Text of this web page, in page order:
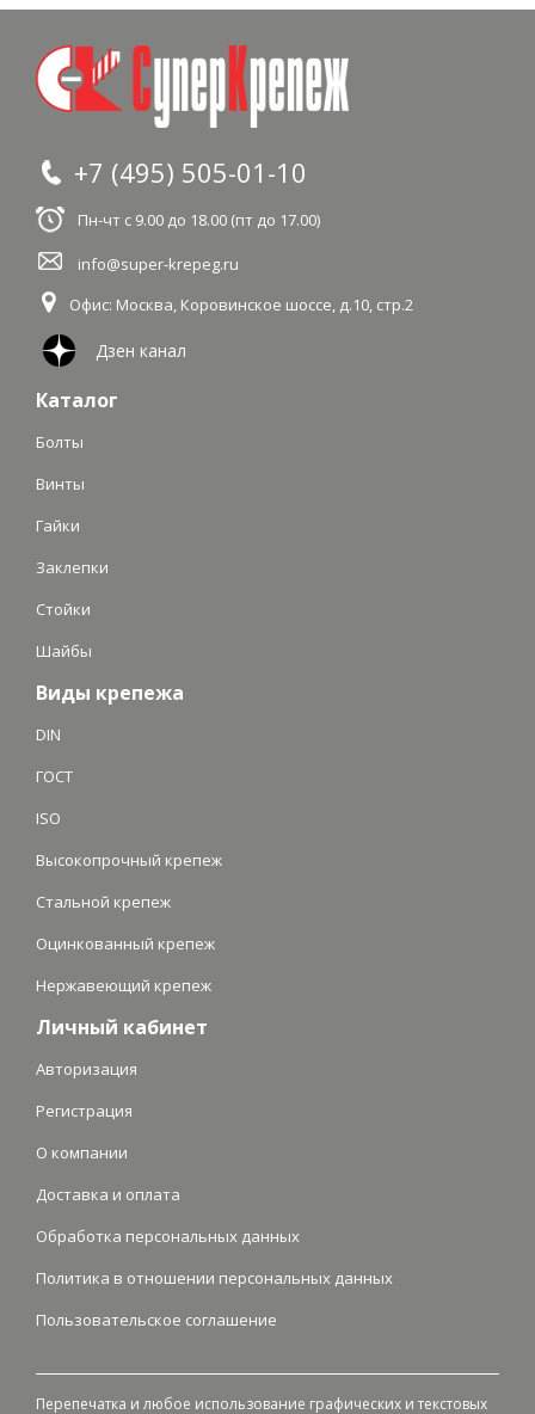
+7 (495) 505-01-10
Пн-чт с 9.00 до 18.00 (пт до 17.00)
info@super-krepeg.ru
Офис: Москва, Коровинское шоссе, д.10, стр.2
Дзен канал
Каталог
Болты
Винты
Гайки
Заклепки
Стойки
Шайбы
Виды крепежа
DIN
ГОСТ
ISO
Высокопрочный крепеж
Стальной крепеж
Оцинкованный крепеж
Нержавеющий крепеж
Личный кабинет
Авторизация
Регистрация
О компании
Доставка и оплата
Обработка персональных данных
Политика в отношении персональных данных
Пользовательское соглашение
Перепечатка и любое использование графических и текстовых